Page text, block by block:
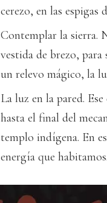
cerezo, en las espigas
Contemplar la sierra.
vestida de brezo,
un relevo mágico, la
La luz en la pared.
hasta el final del
templo indígena. En
energía que habitamos.